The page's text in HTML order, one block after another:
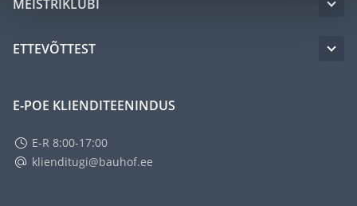
MEISTRIKLUBI
ETTEVÕTTEST
E-POE KLIENDITEENINDUS
E-R 8:00-17:00
klienditugi@bauhof.ee